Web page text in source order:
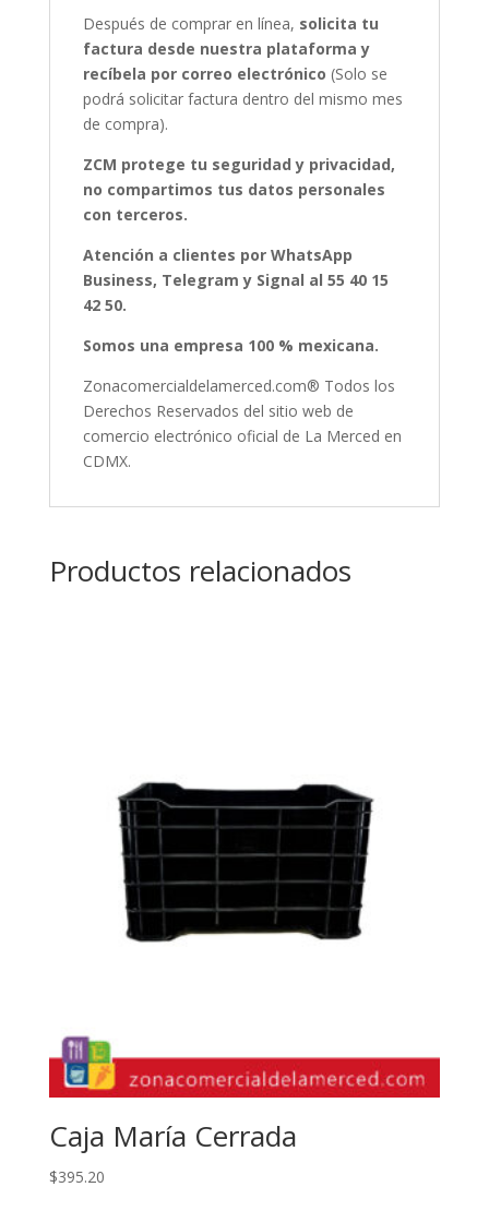
Después de comprar en línea, solicita tu
factura desde nuestra plataforma y
recíbela por correo electrónico (Solo se
podrá solicitar factura dentro del mismo mes
de compra).
ZCM protege tu seguridad y privacidad,
no compartimos tus datos personales
con terceros.
Atención a clientes por WhatsApp
Business, Telegram y Signal al 55 40 15
42 50.
Somos una empresa 100 % mexicana.
Zonacomercialdelamerced.com® Todos los
Derechos Reservados del sitio web de
comercio electrónico oficial de La Merced en
CDMX.
Productos relacionados
Caja María Cerrada
$395.20